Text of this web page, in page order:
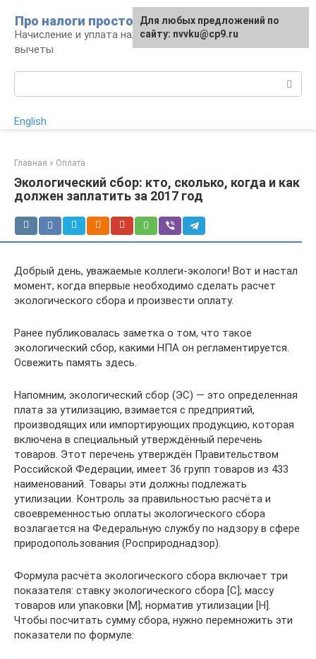
контенту
Про налоги просто
Начисление и уплата налогов, налоговые
вычеты
English
Главная » Оплата
Экологический сбор: кто, сколько, когда и как
должен заплатить за 2017 год
Добрый день, уважаемые коллеги-экологи! Вот и настал
момент, когда впервые необходимо сделать расчет
экологического сбора и произвести оплату.
Ранее публиковалась заметка о том, что такое
экологический сбор, какими НПА он регламентируется.
Освежить память здесь.
Напомним, экологический сбор (ЭС) — это определенная
плата за утилизацию, взимается с предприятий,
производящих или импортирующих продукцию, которая
включена в специальный утверждённый перечень
товаров. Этот перечень утверждён Правительством
Российской Федерации, имеет 36 групп товаров из 433
наименований. Товары эти должны подлежать
утилизации. Контроль за правильностью расчёта и
своевременностью оплаты экологического сбора
возлагается на Федеральную службу по надзору в сфере
природопользования (Росприроднадзор).
Формула расчёта экологического сбора включает три
показателя: ставку экологического сбора [С]; массу
товаров или упаковки [М]; норматив утилизации [Н].
Чтобы посчитать сумму сбора, нужно перемножить эти
показатели по формуле:
Для любых предложений по
сайту: nvvku@cp9.ru